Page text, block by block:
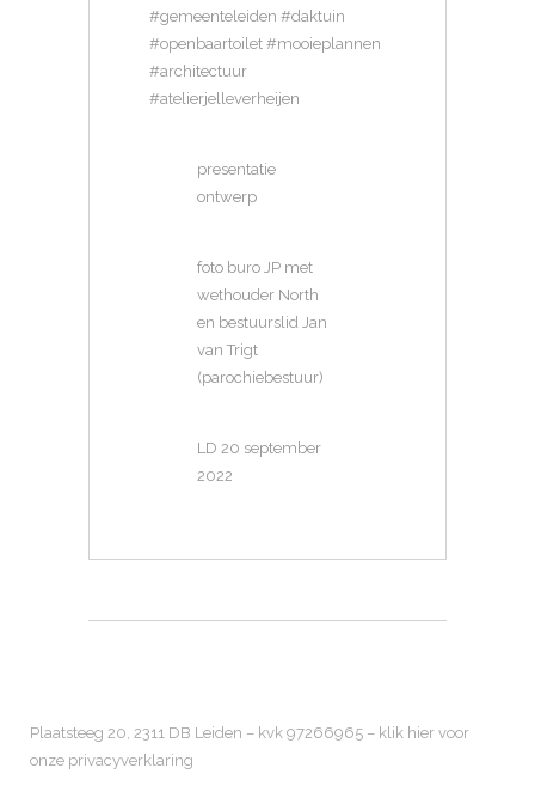
#gemeenteleiden #daktuin
#openbaartoilet #mooieplannen
#architectuur
#atelierjelleverheijen
presentatie
ontwerp
foto buro JP met
wethouder North
en bestuurslid Jan
van Trigt
(parochiebestuur)
LD 20 september
2022
Plaatsteeg 20, 2311 DB Leiden – kvk 97266965 – klik hier voor
onze privacyverklaring